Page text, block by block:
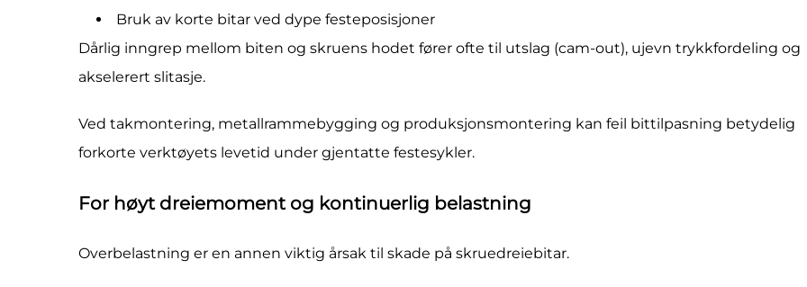
Bruk av korte bitar ved dype festeposisjoner
Dårlig inngrep mellom biten og skruens hodet fører ofte til utslag (cam-out), ujevn trykkfordeling og
akselerert slitasje.
Ved takmontering, metallrammebygging og produksjonsmontering kan feil bittilpasning betydelig
forkorte verktøyets levetid under gjentatte festesykler.
For høyt dreiemoment og kontinuerlig belastning
Overbelastning er en annen viktig årsak til skade på skruedreiebitar.